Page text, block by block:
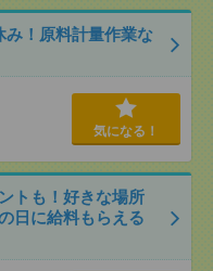
！原料計量作業な
気になる！
トも！好きな場所
日に給料もらえる